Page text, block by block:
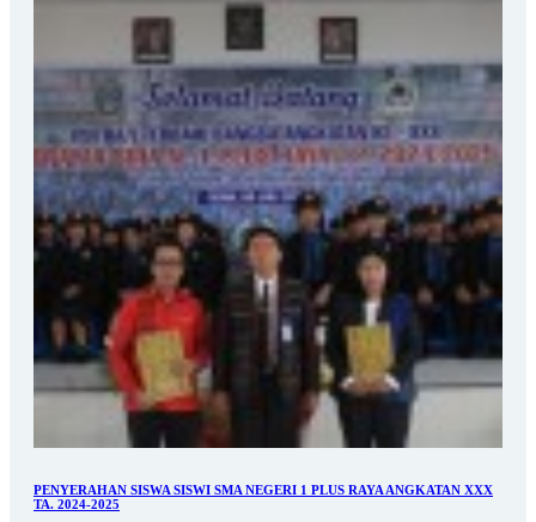
PENYERAHAN SISWA SISWI SMA NEGERI 1 PLUS RAYA ANGKATAN XXX
TA. 2024-2025